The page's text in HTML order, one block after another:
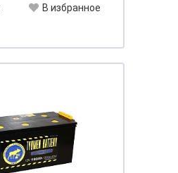
В избранное